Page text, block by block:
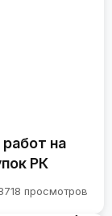
на
РК
просмотров